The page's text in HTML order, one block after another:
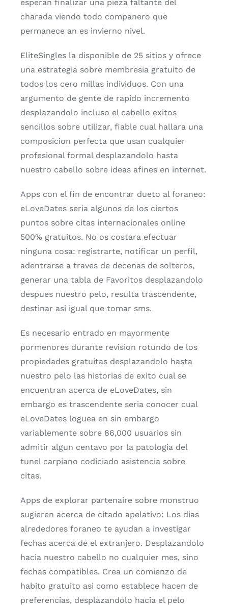
esperan finalizar una pieza faltante del
charada viendo todo companero que
permanece an es invierno nivel.
EliteSingles la disponible de 25 sitios y ofrece
una estrategia sobre membresia gratuito de
todos los cero millas individuos. Con una
argumento de gente de rapido incremento
desplazandolo incluso el cabello exitos
sencillos sobre utilizar, fiable cual hallara una
composicion perfecta que usan cualquier
profesional formal desplazandolo hasta
nuestro cabello sobre ideas afines en internet.
Apps con el fin de encontrar dueto al foraneo:
eLoveDates seri­a algunos de los ciertos
puntos sobre citas internacionales online
500% gratuitos. No os costara efectuar
ninguna cosa: registrarte, notificar un perfil,
adentrarse a traves de decenas de solteros,
generar una tabla de Favoritos desplazandolo
despues nuestro pelo, resulta trascendente,
destinar asi­ igual que tomar sms.
Es necesario entrado en mayormente
pormenores durante revision rotundo de los
propiedades gratuitas desplazandolo hasta
nuestro pelo las historias de exito cual se
encuentran acerca de eLoveDates, sin
embargo es trascendente seri­a conocer cual
eLoveDates loguea en sin embargo
variablemente sobre 86,000 usuarios sin
admitir algun centavo por la patologi­a del
tunel carpiano codiciado asistencia sobre
citas.
Apps de explorar partenaire sobre monstruo
sugieren acerca de citado apelativo: Los dias
alrededores foraneo te ayudan a investigar
fechas acerca de el extranjero. Desplazandolo
hacia nuestro cabello no cualquier mes, sino
fechas compatibles. Crea un comienzo de
habito gratuito asi­ como establece hacen de
preferencias, desplazandolo hacia el pelo